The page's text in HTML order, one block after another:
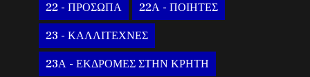
22 - ΠΡΟΣΩΠΑ 22Α - ΠΟΙΗΤΕΣ
23 - ΚΑΛΛΙΤΕΧΝΕΣ
23Α - ΕΚΔΡΟΜΕΣ ΣΤΗΝ ΚΡΗΤΗ